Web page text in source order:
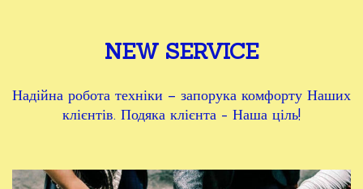
NEW SERVICE
Надійна робота техніки – запорука комфорту Наших
клієнтів. Подяка клієнта - Наша ціль!